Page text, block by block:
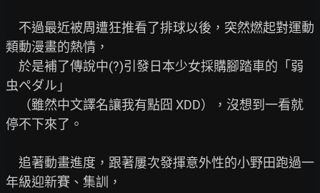
不過最近被周遭狂推看了排球以後，突然燃起對運動
類動漫畫的熱情，
於是補了傳說中(?)引發日本少女採購腳踏車的「弱
虫ペダル」
（雖然中文譯名讓我有點囧 XDD），沒想到一看就
停不下來了。
追著動畫進度，跟著屢次發揮意外性的小野田跑過一
年級迎新賽、集訓，